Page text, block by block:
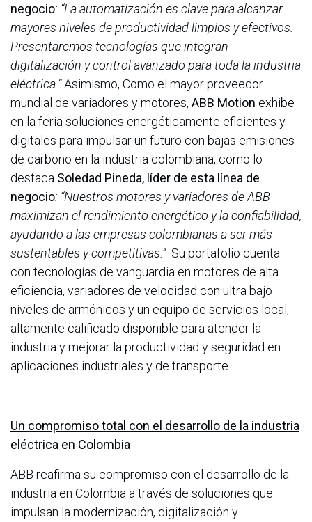
negocio: “La automatización es clave para alcanzar
mayores niveles de productividad limpios y efectivos.
Presentaremos tecnologías que integran
digitalización y control avanzado para toda la industria
eléctrica.”Asimismo, Como el mayor proveedor
mundial de variadores y motores, ABB Motion exhibe
en la feria soluciones energéticamente eficientes y
digitales para impulsar un futuro con bajas emisiones
de carbono en la industria colombiana, como lo
destaca Soledad Pineda, líder de esta línea de
negocio: “Nuestros motores y variadores de ABB
maximizan el rendimiento energético y la confiabilidad,
ayudando a las empresas colombianas a ser más
sustentables y competitivas.”Su portafolio cuenta
con tecnologías de vanguardia en motores de alta
eficiencia, variadores de velocidad con ultra bajo
niveles de armónicos y un equipo de servicios local,
altamente calificado disponible para atender la
industria y mejorar la productividad y seguridad en
aplicaciones industriales y de transporte.
Un compromiso total con el desarrollo de la industria
eléctrica en Colombia
ABB reafirma su compromiso con el desarrollo de la
industria en Colombia a través de soluciones que
impulsan la modernización, digitalización y